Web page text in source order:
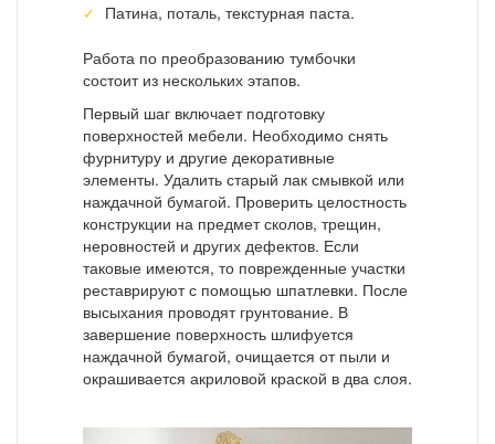
Патина, поталь, текстурная паста.
Работа по преобразованию тумбочки
состоит из нескольких этапов.
Первый шаг включает подготовку
поверхностей мебели. Необходимо снять
фурнитуру и другие декоративные
элементы. Удалить старый лак смывкой или
наждачной бумагой. Проверить целостность
конструкции на предмет сколов, трещин,
неровностей и других дефектов. Если
таковые имеются, то поврежденные участки
реставрируют с помощью шпатлевки. После
высыхания проводят грунтование. В
завершение поверхность шлифуется
наждачной бумагой, очищается от пыли и
окрашивается акриловой краской в два слоя.